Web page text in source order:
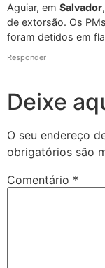
Aguiar, em Salvador
de extorsão. Os
foram detidos em
Responder
Deixe
O seu endereço
obrigatórios são
Comentário *